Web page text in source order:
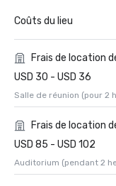
Coûts du lieu
Frais de location
USD 30 - USD 36
Salle de réunion (pour 2
Frais de location
USD 85 - USD 102
Auditorium (pendant 2